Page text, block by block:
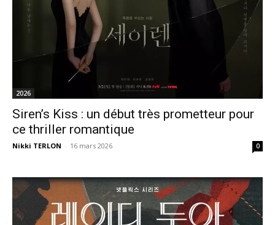
2026
Siren’s Kiss : un début très prometteur pour
ce thriller romantique
Nikki TERLON - 16 mars 2026 0